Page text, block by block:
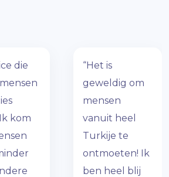
die
kom
“Het is
geweldig om
mensen
vanuit heel
Turkije te
ontmoeten! Ik
ben heel blij